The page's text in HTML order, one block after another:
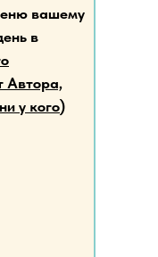
вашему
в
Автора,
у кого)